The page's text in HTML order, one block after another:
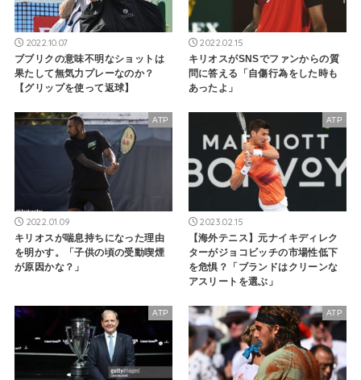
2022.10.07
ブブリクの意味不明なショットは
果たして無気力プレーなのか？
【グリップを使って返球】
2022.02.15
キリオスがSNSでファンからの質
問に答える「自傷行為をした時も
あったよ」
ATP
2022.01.09
キリオスが喘息持ちになった理由
を明かす。「子供の頃の受動喫煙
が原因かな？」
ATP
2023.02.15
【海外テニス】元ナイキディレク
ターがジョコビッチの市場性低下
を危惧？「ブランドはクリーンな
アスリートを選ぶ」
ATP ATP